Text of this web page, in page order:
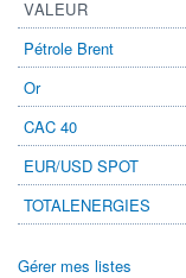
VALEUR
Pétrole Brent
Or
CAC 40
EUR/USD SPOT
TOTALENERGIES
Gérer mes listes